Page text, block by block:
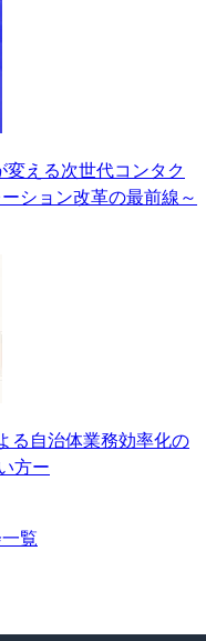
変える次世代コンタク
ション改革の最前線～
る自治体業務効率化の
方ー
覧